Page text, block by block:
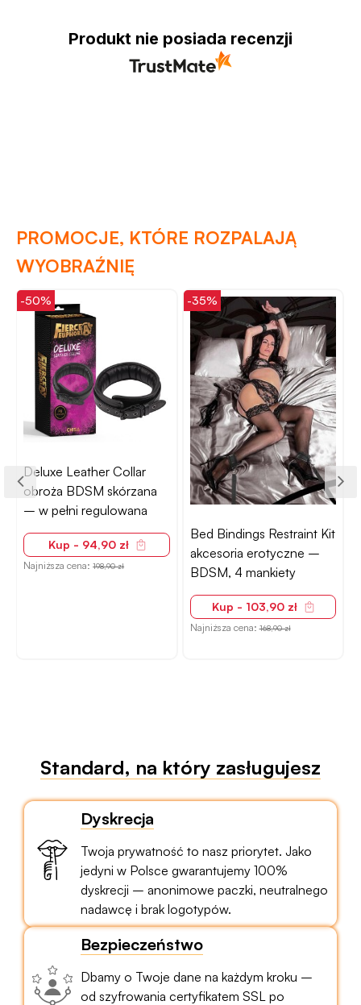
Produkt nie posiada recenzji
PROMOCJE, KTÓRE ROZPALAJĄ
WYOBRAŹNIĘ
-50%
Deluxe Leather Collar
obroża BDSM skórzana
– w pełni regulowana
Kup - 94,90 zł
Najniższa cena:198,90 zł
-35%
Bed Bindings Restraint Kit
akcesoria erotyczne –
BDSM, 4 mankiety
Kup - 103,90 zł
Najniższa cena:168,90 zł
Standard, na który zasługujesz
Dyskrecja
Twoja prywatność to nasz priorytet. Jako
jedyni w Polsce gwarantujemy 100%
dyskrecji – anonimowe paczki, neutralnego
nadawcę i brak logotypów.
Bezpieczeństwo
Dbamy o Twoje dane na każdym kroku –
od szyfrowania certyfikatem SSL po